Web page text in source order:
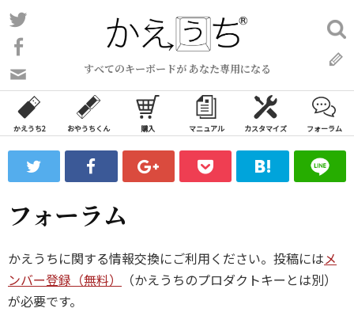
コ
ン
ン
ツ
ス
ッ
すべてのキーボードが あなた専用になる
い
合
わ
フ
ォ
ム
検
索:
かえうち2 おやうちくん 購入 マニュアル カスタマイズ フォーラム
フォーラム
かえうちに関する情報交換にご利用ください。投稿にはメ
ンバー登録（無料）
（かえうちのプロダクトキーとは別）
が必要です。